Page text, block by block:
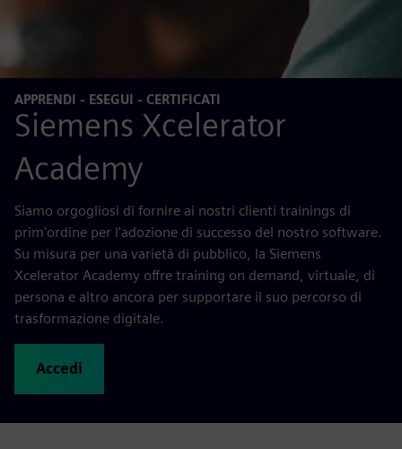
APPRENDI - ESEGUI - CERTIFICATI
Siemens Xcelerator
Academy
Siamo orgogliosi di fornire ai nostri clienti trainings di
prim'ordine per l'adozione di successo del nostro software.
Su misura per una varietà di pubblico, la Siemens
Xcelerator Academy offre training on demand, virtuale, di
persona e altro ancora per supportare il suo percorso di
trasformazione digitale.
Accedi